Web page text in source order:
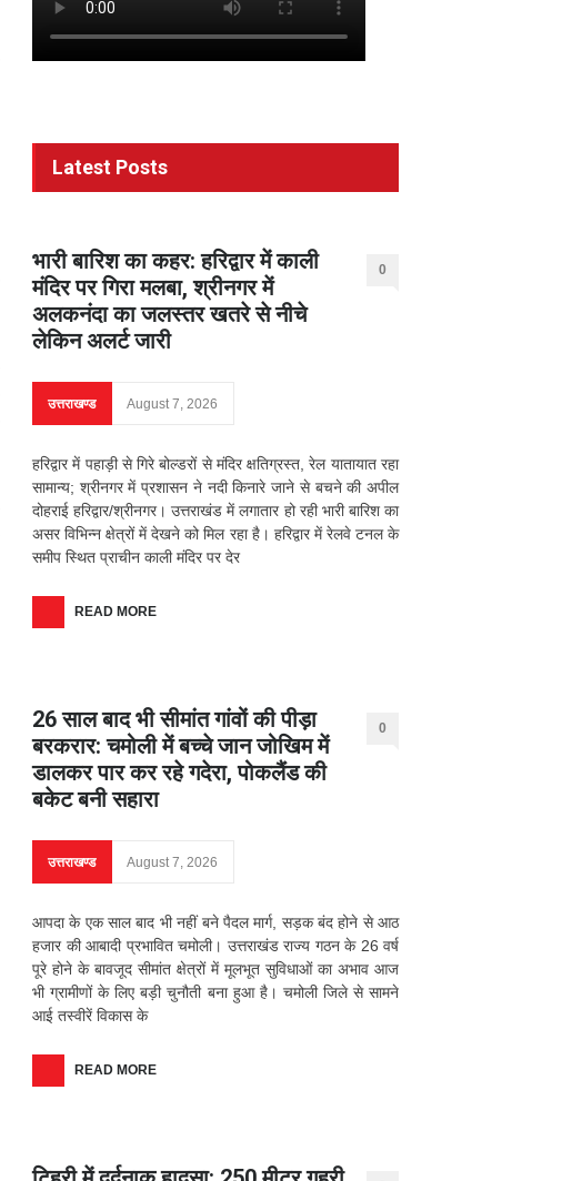
Latest Posts
भारी बारिश का कहर: हरिद्वार में काली
मंदिर पर गिरा मलबा, श्रीनगर में
अलकनंदा का जलस्तर खतरे से नीचे
लेकिन अलर्ट जारी
0
उत्तराखण्ड August 7, 2026
हरिद्वार में पहाड़ी से गिरे बोल्डरों से मंदिर क्षतिग्रस्त, रेल यातायात रहा
सामान्य; श्रीनगर में प्रशासन ने नदी किनारे जाने से बचने की अपील
दोहराई हरिद्वार/श्रीनगर। उत्तराखंड में लगातार हो रही भारी बारिश का
असर विभिन्न क्षेत्रों में देखने को मिल रहा है। हरिद्वार में रेलवे टनल के
समीप स्थित प्राचीन काली मंदिर पर देर
READ MORE
26 साल बाद भी सीमांत गांवों की पीड़ा
बरकरार: चमोली में बच्चे जान जोखिम में
डालकर पार कर रहे गदेरा, पोकलैंड की
बकेट बनी सहारा
0
उत्तराखण्ड August 7, 2026
आपदा के एक साल बाद भी नहीं बने पैदल मार्ग, सड़क बंद होने से आठ
हजार की आबादी प्रभावित चमोली। उत्तराखंड राज्य गठन के 26 वर्ष
पूरे होने के बावजूद सीमांत क्षेत्रों में मूलभूत सुविधाओं का अभाव आज
भी ग्रामीणों के लिए बड़ी चुनौती बना हुआ है। चमोली जिले से सामने
आई तस्वीरें विकास के
READ MORE